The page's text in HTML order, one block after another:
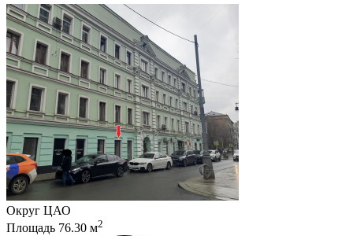
Округ ЦАО
Площадь 76.30 м2